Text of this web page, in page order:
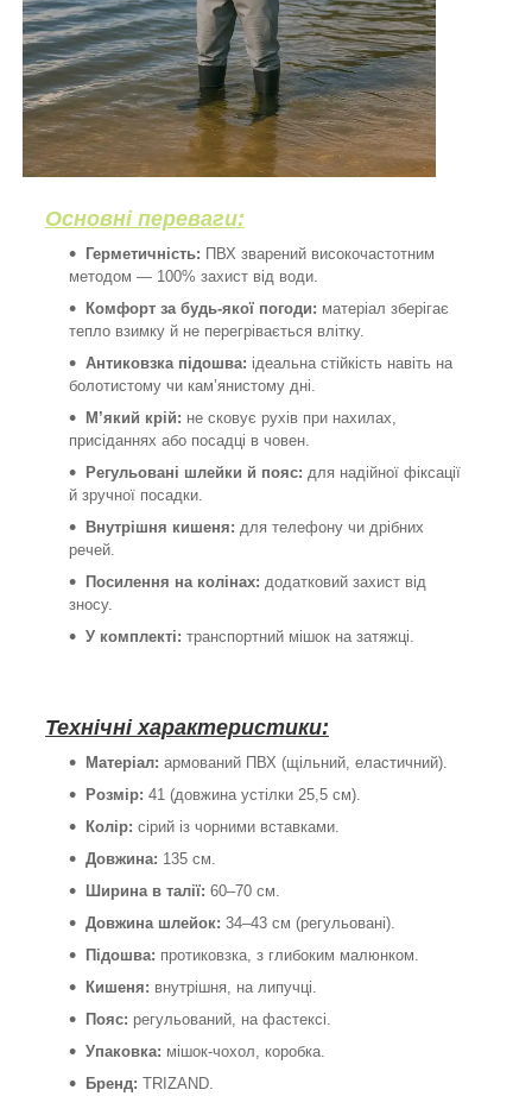
Основні переваги:
Герметичність: ПВХ зварений високочастотним
методом — 100% захист від води.
Комфорт за будь-якої погоди: матеріал зберігає
тепло взимку й не перегрівається влітку.
Антиковзка підошва: ідеальна стійкість навіть на
болотистому чи кам’янистому дні.
М’який крій: не сковує рухів при нахилах,
присіданнях або посадці в човен.
Регульовані шлейки й пояс: для надійної фіксації
й зручної посадки.
Внутрішня кишеня: для телефону чи дрібних
речей.
Посилення на колінах: додатковий захист від
зносу.
У комплекті: транспортний мішок на затяжці.
Технічні характеристики:
Матеріал: армований ПВХ (щільний, еластичний).
Розмір: 41 (довжина устілки 25,5 см).
Колір: сірий із чорними вставками.
Довжина: 135 см.
Ширина в талії: 60–70 см.
Довжина шлейок: 34–43 см (регульовані).
Підошва: протиковзка, з глибоким малюнком.
Кишеня: внутрішня, на липучці.
Пояс: регульований, на фастексі.
Упаковка: мішок-чохол, коробка.
Бренд: TRIZAND.